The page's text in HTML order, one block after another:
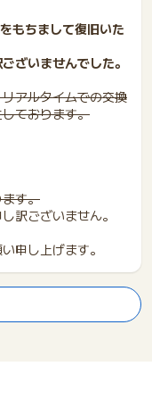
もちまして復旧いた
ざいませんでした。
アルタイムでの交換
ております。
す。
訳ございません。
申し上げます。